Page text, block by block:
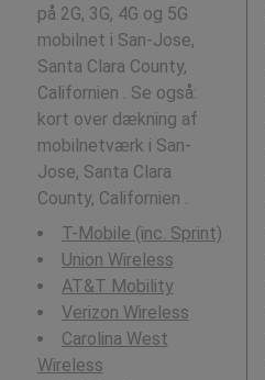
på 2G, 3G, 4G og 5G
mobilnet i San-Jose,
Santa Clara County,
Californien . Se også:
kort over dækning af
mobilnetværk i San-
Jose, Santa Clara
County, Californien .
T-Mobile (inc. Sprint)
Union Wireless
AT&T Mobility
Verizon Wireless
Carolina West
Wireless